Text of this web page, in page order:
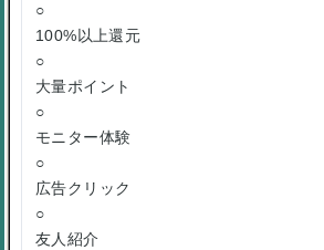
○
100%以上還元
○
大量ポイント
○
モニター体験
○
広告クリック
○
友人紹介